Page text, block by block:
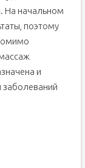
На начальном
поэтому
и